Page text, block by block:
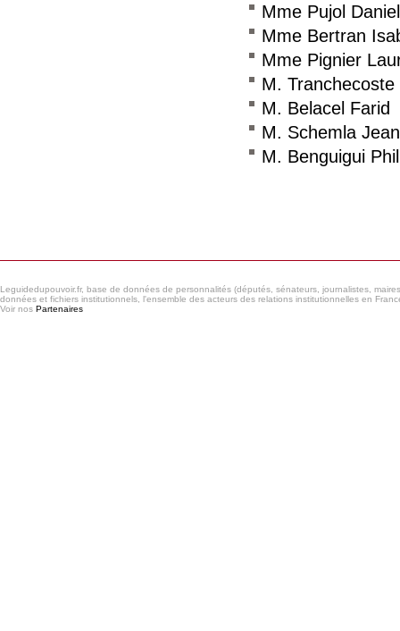
Mme Pujol
Mme Bertran
Mme Pignier
M. Tranchecoste
M. Belacel Farid
M. Schemla
M. Benguigui
Leguidedupouvoir.fr, base de données de personnalités (députés, sénateurs, journalistes,
données et fichiers institutionnels, l'ensemble des acteurs des relations institutionnelles en
Voir nos Partenaires